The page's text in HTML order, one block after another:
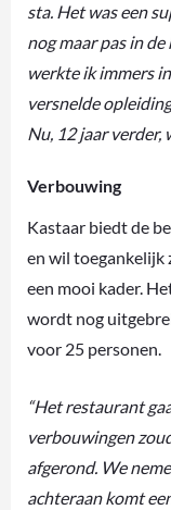
sta. Het was een
nog maar pas in
werkte ik immers
versnelde
Nu, 12 jaar verder,
Verbouwing
Kastaar biedt de
en wil toegankelijk
een mooi kader.
wordt nog
voor 25 personen.
“Het restaurant
verbouwingen
afgerond. We
achteraan komt